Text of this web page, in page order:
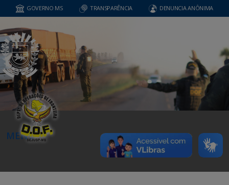
GOVERNO MS TRANSPARÊNCIA DENUNCIA ANÔNIMA
MENU